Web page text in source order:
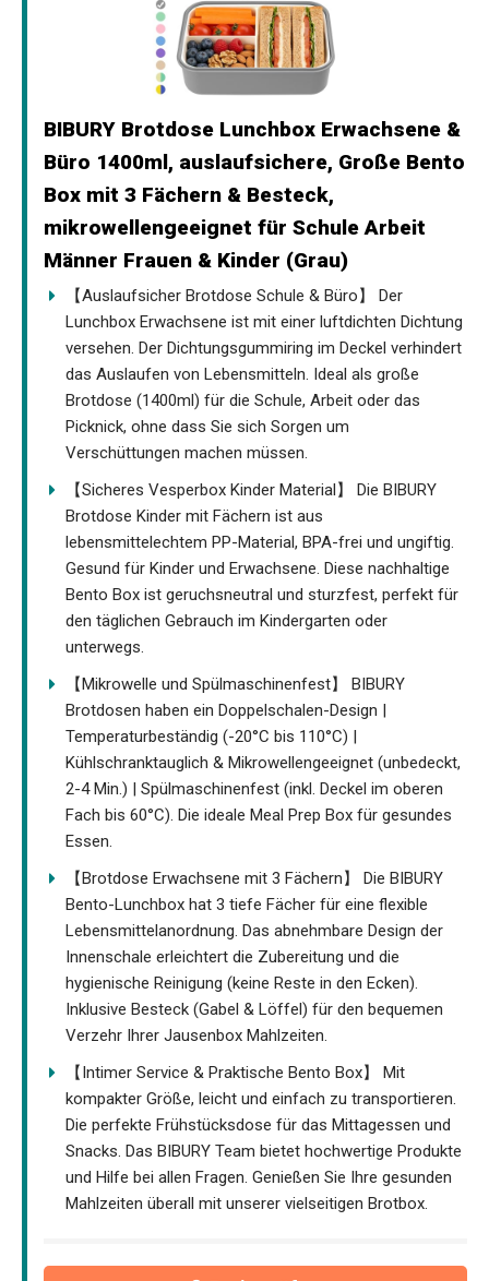
BIBURY Brotdose Lunchbox Erwachsene &
Büro 1400ml, auslaufsichere, Große Bento
Box mit 3 Fächern & Besteck,
mikrowellengeeignet für Schule Arbeit
Männer Frauen & Kinder (Grau)
【Auslaufsicher Brotdose Schule & Büro】 Der
Lunchbox Erwachsene ist mit einer luftdichten Dichtung
versehen. Der Dichtungsgummiring im Deckel verhindert
das Auslaufen von Lebensmitteln. Ideal als große
Brotdose (1400ml) für die Schule, Arbeit oder das
Picknick, ohne dass Sie sich Sorgen um
Verschüttungen machen müssen.
【Sicheres Vesperbox Kinder Material】 Die BIBURY
Brotdose Kinder mit Fächern ist aus
lebensmittelechtem PP-Material, BPA-frei und ungiftig.
Gesund für Kinder und Erwachsene. Diese nachhaltige
Bento Box ist geruchsneutral und sturzfest, perfekt für
den täglichen Gebrauch im Kindergarten oder
unterwegs.
【Mikrowelle und Spülmaschinenfest】 BIBURY
Brotdosen haben ein Doppelschalen-Design |
Temperaturbeständig (-20°C bis 110°C) |
Kühlschranktauglich & Mikrowellengeeignet (unbedeckt,
2-4 Min.) | Spülmaschinenfest (inkl. Deckel im oberen
Fach bis 60°C). Die ideale Meal Prep Box für gesundes
Essen.
【Brotdose Erwachsene mit 3 Fächern】 Die BIBURY
Bento-Lunchbox hat 3 tiefe Fächer für eine flexible
Lebensmittelanordnung. Das abnehmbare Design der
Innenschale erleichtert die Zubereitung und die
hygienische Reinigung (keine Reste in den Ecken).
Inklusive Besteck (Gabel & Löffel) für den bequemen
Verzehr Ihrer Jausenbox Mahlzeiten.
【Intimer Service & Praktische Bento Box】 Mit
kompakter Größe, leicht und einfach zu transportieren.
Die perfekte Frühstücksdose für das Mittagessen und
Snacks. Das BIBURY Team bietet hochwertige Produkte
und Hilfe bei allen Fragen. Genießen Sie Ihre gesunden
Mahlzeiten überall mit unserer vielseitigen Brotbox.